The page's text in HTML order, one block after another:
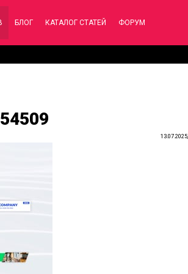
БЛОГ КАТАЛОГ СТАТЕЙ ФОРУМ